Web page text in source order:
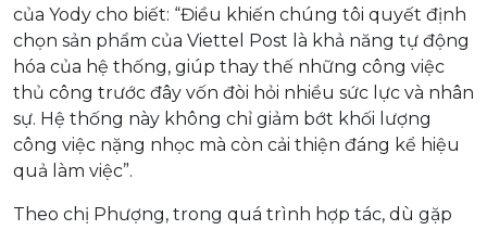
của Yody cho biết: “Điều khiến chúng tôi quyết định
chọn sản phẩm của Viettel Post là khả năng tự động
hóa của hệ thống, giúp thay thế những công việc
thủ công trước đây vốn đòi hỏi nhiều sức lực và nhân
sự. Hệ thống này không chỉ giảm bớt khối lượng
công việc nặng nhọc mà còn cải thiện đáng kể hiệu
quả làm việc”.
Theo chị Phượng, trong quá trình hợp tác, dù gặp